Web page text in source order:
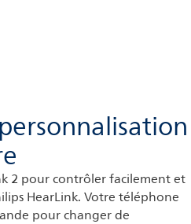
2 pour contrôler facilement et
HearLink. Votre téléphone
pour changer de